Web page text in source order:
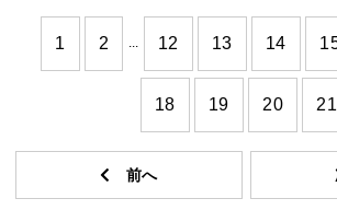
1 2 ... 12 13 14
18 19 20 21